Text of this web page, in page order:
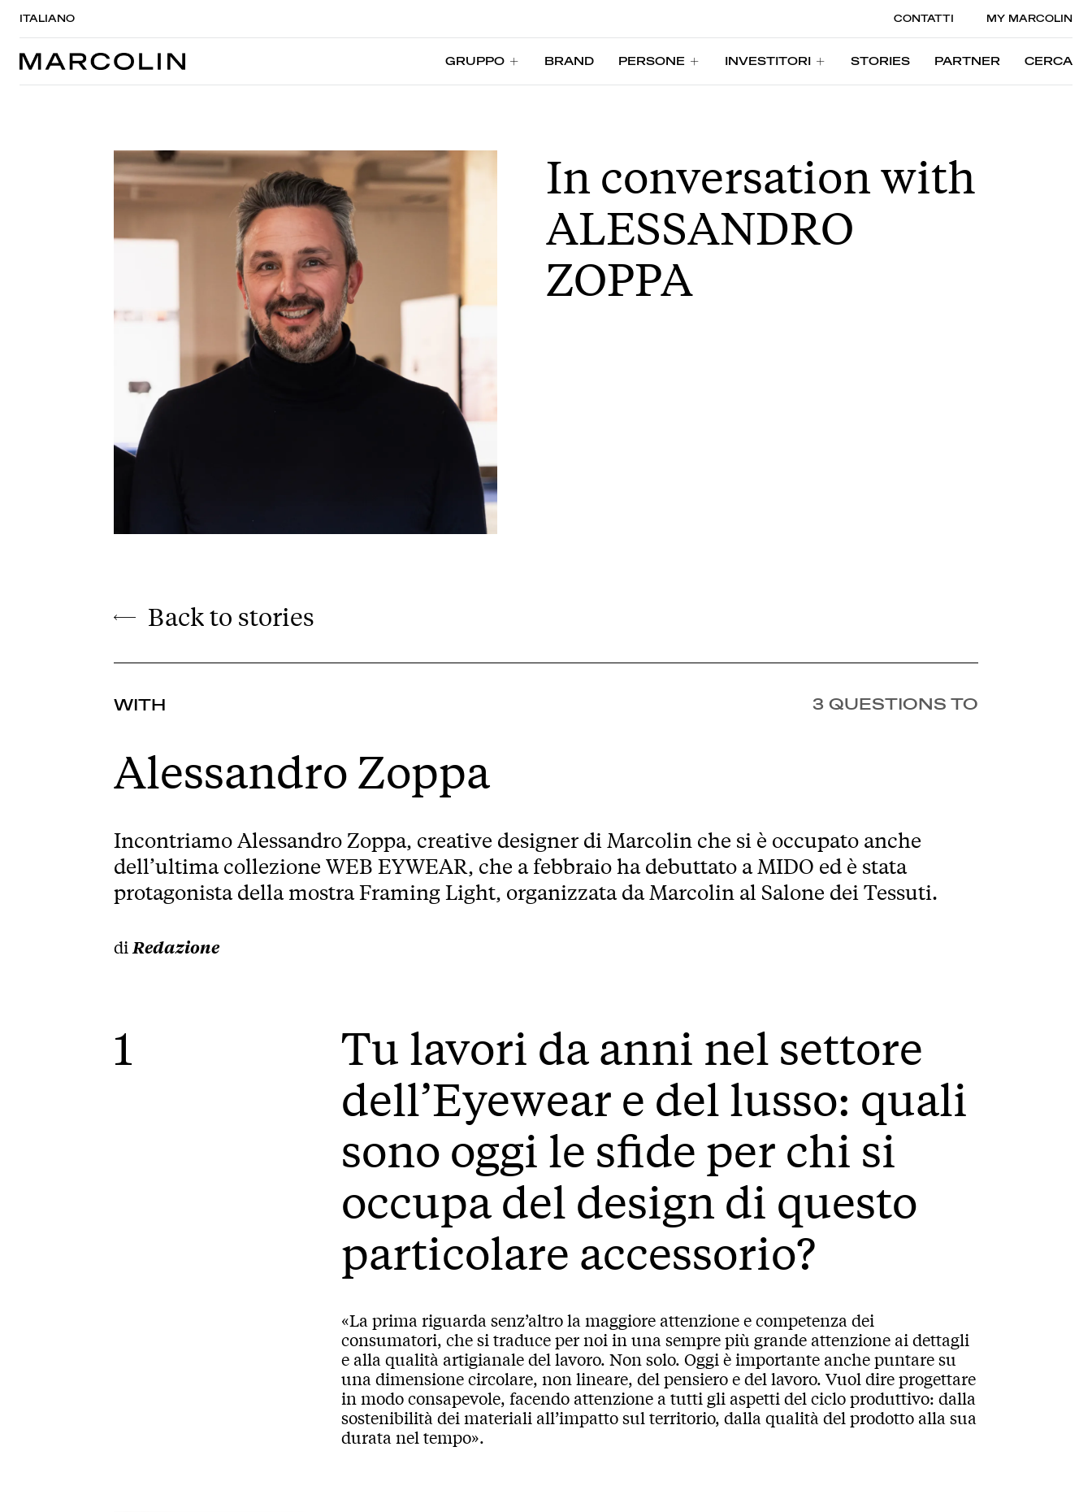
ITALIANO CONTATTI MY MARCOLIN
GRUPPO
BRAND
PERSONE
INVESTITORI
STORIES
PARTNER
CERCA
In conversation with
ALESSANDRO
ZOPPA
3 QUESTIONS TO
Back to stories
WITH
Alessandro Zoppa
Incontriamo Alessandro Zoppa, creative designer di Marcolin che si è occupato anche
dell’ultima collezione WEB EYWEAR, che a febbraio ha debuttato a MIDO ed è stata
protagonista della mostra Framing Light, organizzata da Marcolin al Salone dei Tessuti.
di Redazione
1
Tu lavori da anni nel settore
dell’Eyewear e del lusso: quali
sono oggi le sfide per chi si
occupa del design di questo
particolare accessorio?
«La prima riguarda senz’altro la maggiore attenzione e competenza dei
consumatori, che si traduce per noi in una sempre più grande attenzione ai dettagli
e alla qualità artigianale del lavoro. Non solo. Oggi è importante anche puntare su
una dimensione circolare, non lineare, del pensiero e del lavoro. Vuol dire progettare
in modo consapevole, facendo attenzione a tutti gli aspetti del ciclo produttivo: dalla
sostenibilità dei materiali all’impatto sul territorio, dalla qualità del prodotto alla sua
durata nel tempo».